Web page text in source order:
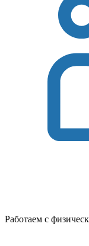
Работаем с